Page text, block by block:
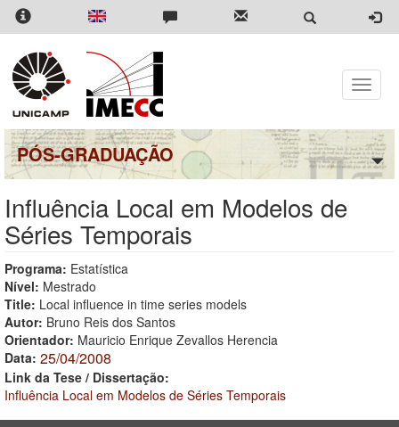
Pular
para
conteúdo
principal
Toggle
PÓS-GRADUAÇÃO
Influência Local em Modelos de
Séries Temporais
Programa: Estatística
Nível: Mestrado
Title: Local influence in time series models
Autor: Bruno Reis dos Santos
Orientador: Mauricio Enrique Zevallos Herencia
Data: 25/04/2008
Link da Tese / Dissertação:
Influência Local em Modelos de Séries Temporais